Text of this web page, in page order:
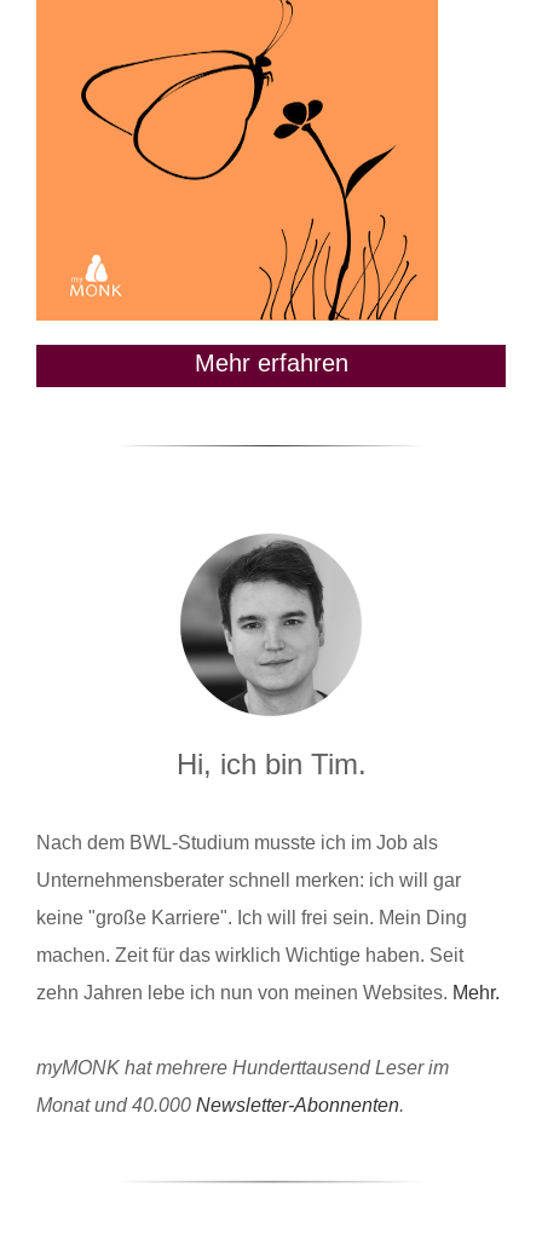
Mehr erfahren
Hi, ich bin Tim.
Nach dem BWL-Studium musste ich im Job als
Unternehmensberater schnell merken: ich will gar
keine "große Karriere". Ich will frei sein. Mein Ding
machen. Zeit für das wirklich Wichtige haben. Seit
zehn Jahren lebe ich nun von meinen Websites. Mehr.
myMONK hat mehrere Hunderttausend Leser im
Monat und 40.000 Newsletter-Abonnenten.